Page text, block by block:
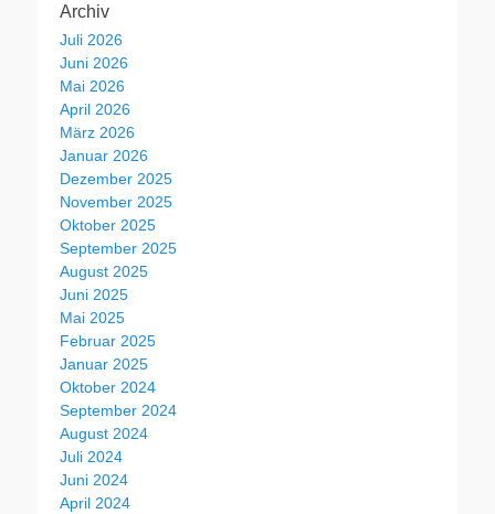
Archiv
Juli 2026
Juni 2026
Mai 2026
April 2026
März 2026
Januar 2026
Dezember 2025
November 2025
Oktober 2025
September 2025
August 2025
Juni 2025
Mai 2025
Februar 2025
Januar 2025
Oktober 2024
September 2024
August 2024
Juli 2024
Juni 2024
April 2024